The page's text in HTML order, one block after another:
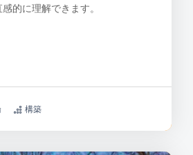
的に理解できます。
構築